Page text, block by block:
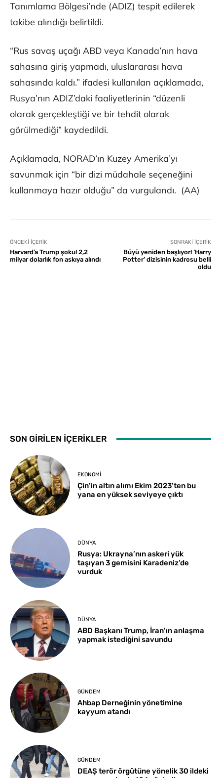
Tanımlama Bölgesi’nde (ADIZ) tespit edilerek
takibe alındığı belirtildi.
“Rus savaş uçağı ABD veya Kanada’nın hava
sahasına giriş yapmadı, uluslararası hava
sahasında kaldı.” ifadesi kullanılan açıklamada,
Rusya’nın ADIZ’daki faaliyetlerinin “düzenli
olarak gerçekleştiği ve bir tehdit olarak
görülmediği” kaydedildi.
Açıklamada, NORAD’ın Kuzey Amerika’yı
savunmak için “bir dizi müdahale seçeneğini
kullanmaya hazır olduğu” da vurgulandı. (AA)
ÖNCEKI İÇERIK
Harvard’a Trump şoku! 2,2
milyar dolarlık fon askıya alındı
SONRAKI İÇERIK
Büyü yeniden başlıyor! ‘Harry
Potter’ dizisinin kadrosu belli
oldu
SON GİRİLEN İÇERİKLER
EKONOMI
Çin’in altın alımı Ekim 2023’ten bu
yana en yüksek seviyeye çıktı
DÜNYA
Rusya: Ukrayna’nın askeri yük
taşıyan 3 gemisini Karadeniz’de
vurduk
DÜNYA
ABD Başkanı Trump, İran’ın anlaşma
yapmak istediğini savundu
GÜNDEM
Ahbap Derneğinin yönetimine
kayyum atandı
GÜNDEM
DEAŞ terör örgütüne yönelik 30 ildeki